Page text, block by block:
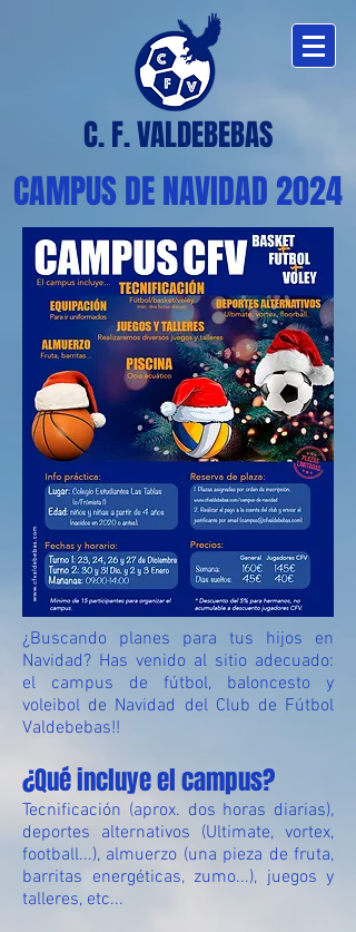
C. F. VALDEBEBAS
CAMPUS DE NAVIDAD 2024
¿Buscando planes para tus hijos en
Navidad? Has venido al sitio adecuado:
el campus de fútbol, baloncesto y
voleibol de Navidad del Club de Fútbol
Valdebebas!!
¿Qué incluye el campus?
Tecnificación (aprox. dos horas diarias),
deportes alternativos (Ultimate, vortex,
football...), almuerzo (una pieza de fruta,
barritas energéticas, zumo...), juegos y
talleres, etc...